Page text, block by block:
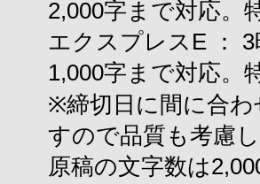
2,000字まで対応。
エクスプレスE ：
1,000字まで対応。
※締切日に間に合
すので品質も考慮
原稿の文字数は